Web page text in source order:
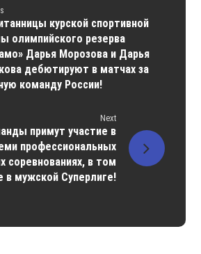
курской спортивной
олимпийского резерва
Дарья Морозова и Дарья
дебютируют в матчах за
команду России!
Next
примут участие в
профессиональных
соревнованиях, в том
в мужской Суперлиге!